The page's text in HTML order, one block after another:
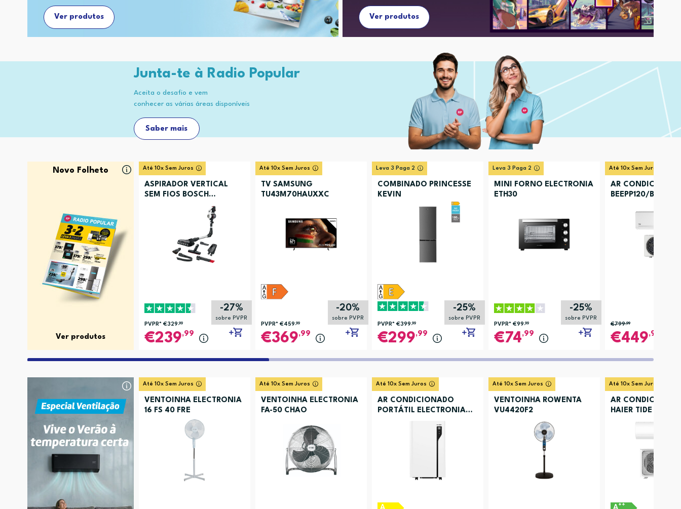
Ver produtos Ver produtos
Junta-te à Radio Popular
Aceita o desafio e vem
conhecer as várias áreas disponíveis
Saber mais
Novo Folheto
Ver produtos
Até 10x Sem Juros
ASPIRADOR VERTICAL
SEM FIOS BOSCH
-27%
sobre PVPR
PVPR* €329,99
239,99
Até 10x Sem Juros
TV SAMSUNG
TU43M70HAUXXC
-20%
sobre PVPR
PVPR* €459,99
369,99
Leva 3 Paga 2
COMBINADO PRINCESSE
KEVIN
-25%
sobre PVPR
PVPR* €399,99
299,99
Leva 3 Paga 2
MINI FORNO ELECTRONIA
ETH30
-25%
sobre PVPR
PVPR* €99,99
74,99
Até 10x Sem Juros
AR
BEEPP120/
€799,99
449,99
Até 10x Sem Juros
VENTOINHA ELECTRONIA
16 FS 40 FRE
Até 10x Sem Juros
VENTOINHA ELECTRONIA
FA-50 CHAO
Até 10x Sem Juros
AR CONDICIONADO
PORTÁTIL ELECTRONIA
Até 10x Sem Juros
VENTOINHA ROWENTA
VU4420F2
Até 10x Sem Juros
AR
HAIER TIDE
++